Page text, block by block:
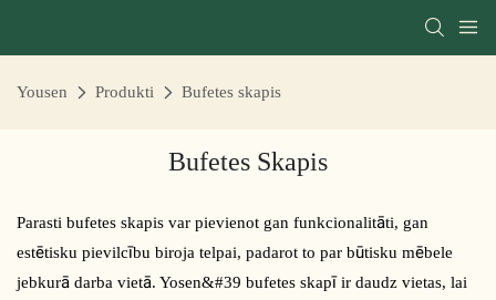
Yousen Produkti Bufetes skapis
Bufetes Skapis
Parasti bufetes skapis var pievienot gan funkcionalitāti, gan
estētisku pievilcību biroja telpai, padarot to par būtisku mēbele
jebkurā darba vietā. Yosen&#39 bufetes skapī ir daudz vietas, lai